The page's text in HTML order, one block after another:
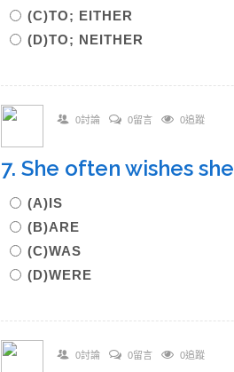
(C)TO; EITHER
(D)TO; NEITHER
0討論 0留言 0追蹤
7. She often wishes she
(A)IS
(B)ARE
(C)WAS
(D)WERE
0討論 0留言 0追蹤